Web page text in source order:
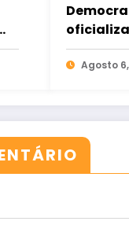
Gomes
aliança
Agosto